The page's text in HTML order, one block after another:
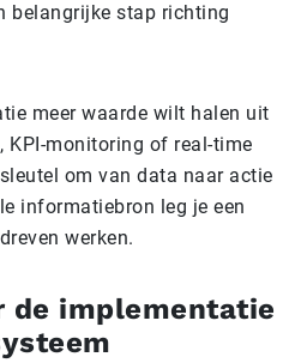
belangrijke stap richting
meer waarde wilt halen uit
monitoring of real-time
om van data naar actie
informatiebron leg je een
werken.
de implementatie